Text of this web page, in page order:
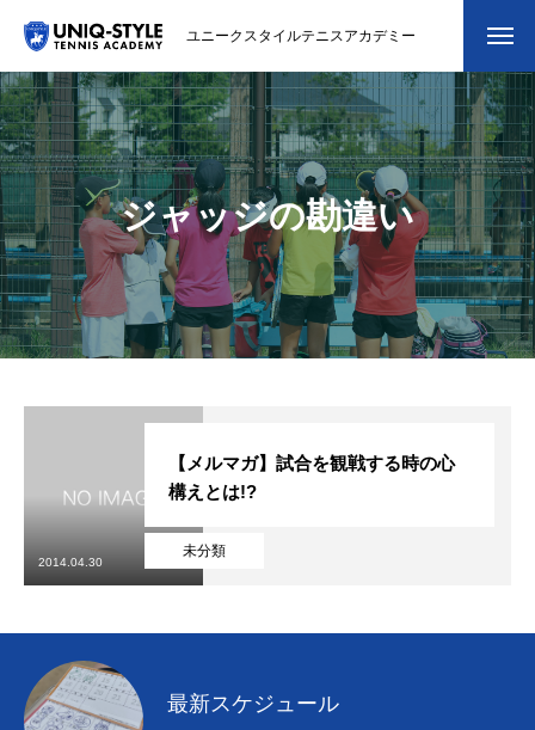
ユニークスタイルテニスアカデミー
初めての方
システム・クラス・料金
スクール紹介・コーチ紹介
大会・イベント
ブログ
会員専用ページ
システム・クラス・料金
ジャッジの勘違い
未分類
【メルマガ】試合を観戦する時の心
構えとは!?
2014.04.30
最新スケジュール